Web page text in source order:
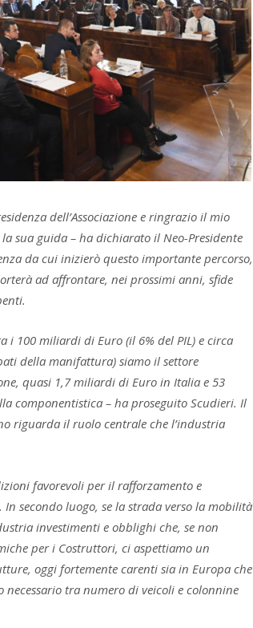
dell’Associazione e ringrazio il mio
sua guida – ha dichiarato il Neo-Presidente
da cui inizierò questo importante percorso,
ad affrontare, nei prossimi anni, sfide
i 100 miliardi di Euro (il 6% del PIL) e circa
della manifattura) siamo il settore
quasi 1,7 miliardi di Euro in Italia e 53
componentistica – ha proseguito Scudieri. Il
riguarda il ruolo centrale che l’industria
favorevoli per il rafforzamento e
secondo luogo, se la strada verso la mobilità
investimenti e obblighi che, se non
per i Costruttori, ci aspettiamo un
oggi fortemente carenti sia in Europa che
tra numero di veicoli e colonnine